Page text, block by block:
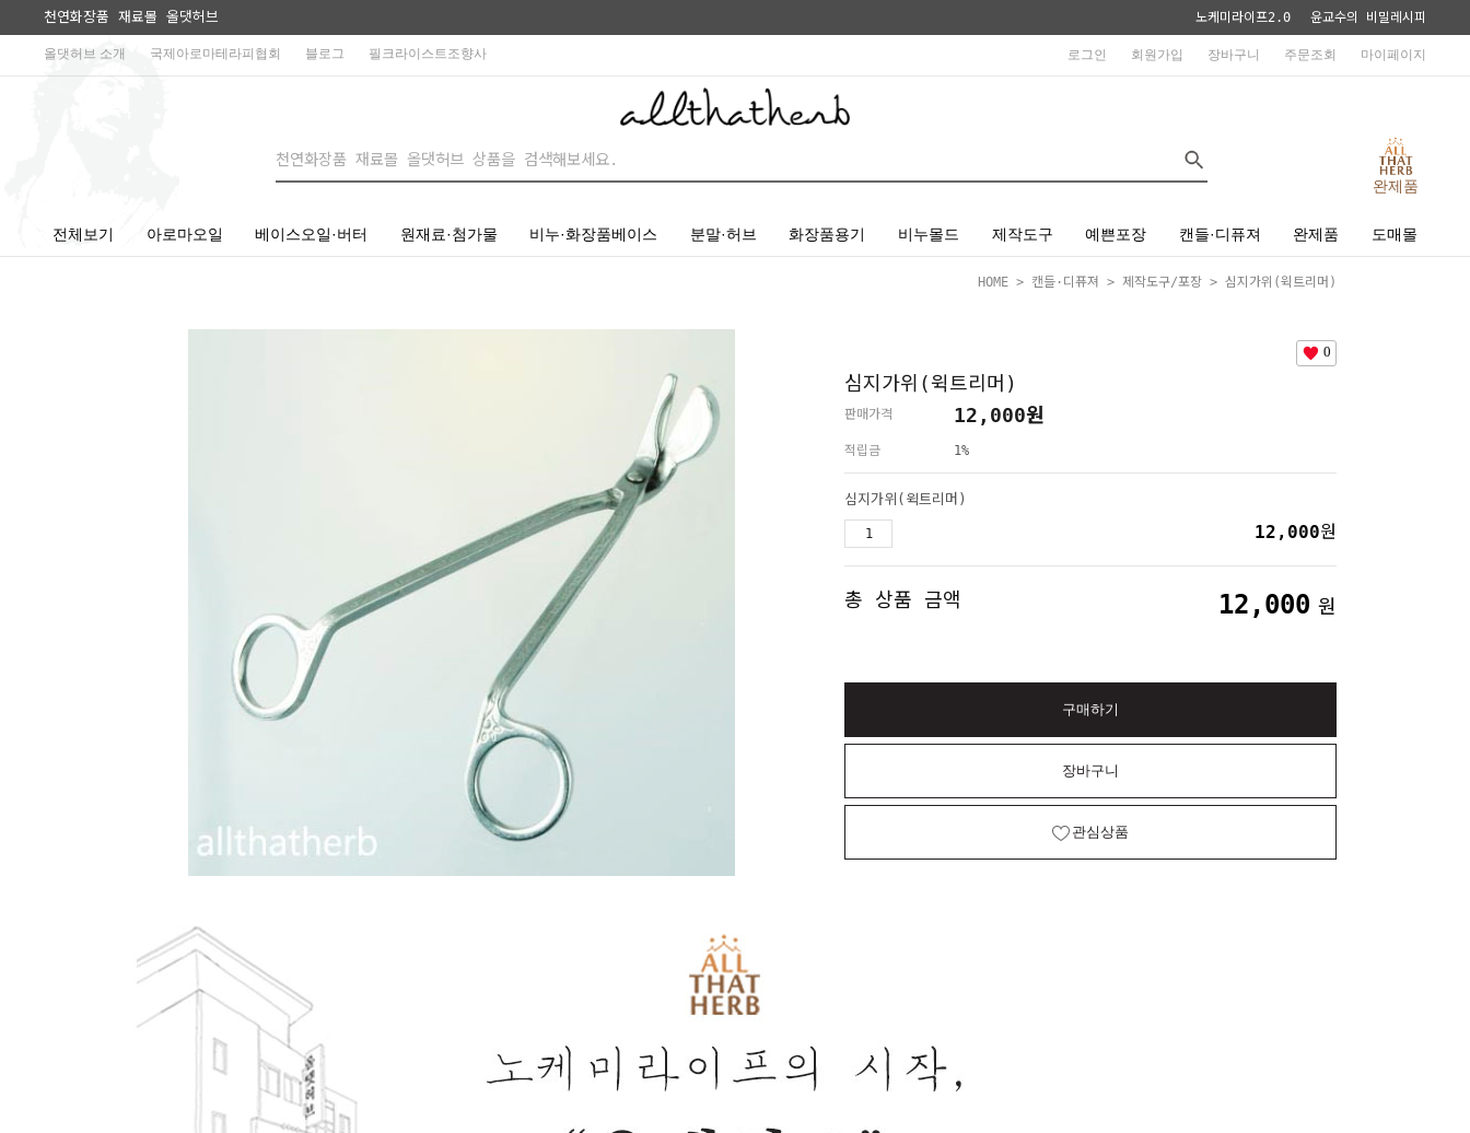
천연화장품 재료몰 올댓허브 노케미라이프2.0 윤교수의 비밀레시피
올댓허브 소개 국제아로마테라피협회 블로그 필크라이스트조향사 로그인 회원가입 장바구니 주문조회 마이페이지
완제품
전체보기 아로마오일 베이스오일·버터 원재료·첨가물 비누·화장품베이스 분말·허브 화장품용기 비누몰드 제작도구 예쁜포장 캔들·디퓨져 완제품 도매몰
HOME > 캔들·디퓨져 > 제작도구/포장 > 심지가위(윅트리머)
0
심지가위(윅트리머)
판매가격 12,000원
적립금 1%
심지가위(윅트리머)
12,000원
총 상품 금액 12,000 원
구매하기
장바구니
관심상품